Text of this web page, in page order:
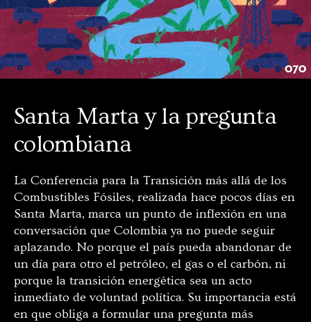
Santa Marta y la pregunta
colombiana
La Conferencia para la Transición más allá de los
Combustibles Fósiles, realizada hace pocos días en
Santa Marta, marca un punto de inflexión en una
conversación que Colombia ya no puede seguir
aplazando. No porque el país pueda abandonar de
un día para otro el petróleo, el gas o el carbón, ni
porque la transición energética sea un acto
inmediato de voluntad política. Su importancia está
en que obliga a formular una pregunta más